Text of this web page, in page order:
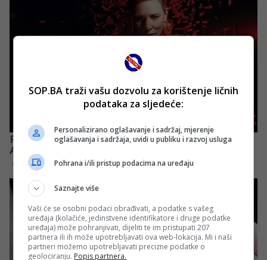
SOP.BA traži vašu dozvolu za korištenje ličnih
podataka za sljedeće:
Personalizirano oglašavanje i sadržaj, mjerenje
oglašavanja i sadržaja, uvidi u publiku i razvoj usluga
Pohrana i/ili pristup podacima na uređaju
Saznajte više
Vaši će se osobni podaci obrađivati, a podatke s vašeg
uređaja (kolačiće, jedinstvene identifikatore i druge podatke
uređaja) može pohranjivati, dijeliti te im pristupati 207
partnera ili ih može upotrebljavati ova web-lokacija. Mi i naši
partneri možemo upotrebljavati precizne podatke o
geolociranju. Popis partnera.